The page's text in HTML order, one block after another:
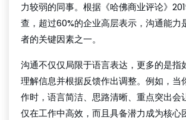
力较弱的同事。根据《哈佛商业评论》
查，超过60%的企业高层表示，沟通能力
者的关键因素之一。
沟通不仅仅局限于语言表达，更多的是指
理解信息并根据反馈作出调整。例如，当
作时，语言简洁、思路清晰、重点突出会
仅在工作中高效，而且具备潜力成为核心